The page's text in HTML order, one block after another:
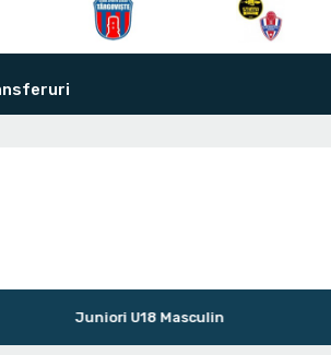
Juniori U18 Masculin